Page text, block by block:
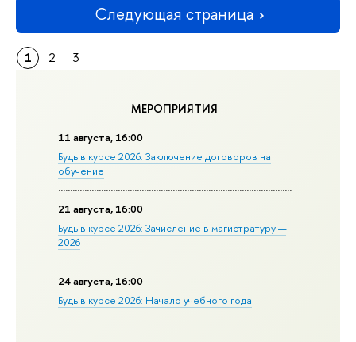
МЕРОПРИЯТИЯ
11 августа, 16:00
Будь в курсе 2026: Заключение договоров на
обучение
21 августа, 16:00
Будь в курсе 2026: Зачисление в магистратуру —
2026
24 августа, 16:00
Будь в курсе 2026: Начало учебного года
Следующая страница
1 2 3